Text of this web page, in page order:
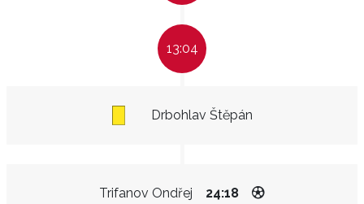
13:04
Drbohlav Štěpán
Trifanov Ondřej 24:18